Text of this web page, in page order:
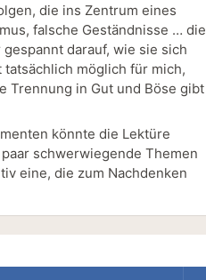
die ins Zentrum eines
falsche Geständnisse … die
darauf, wie sie sich
möglich für mich,
Trennung in Gut und Böse gibt
könnte die Lektüre
schwerwiegende Themen
eine, die zum Nachdenken